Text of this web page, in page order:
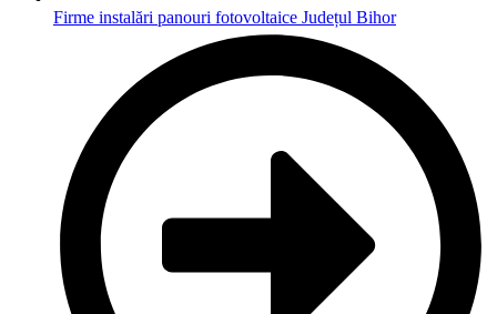
Firme instalări panouri fotovoltaice Județul Bihor